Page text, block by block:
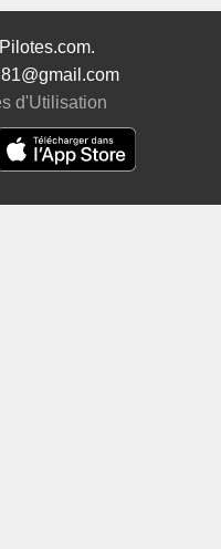
d'Utilisation